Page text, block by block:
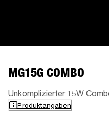
MG15G COMBO
Unkomplizierter 15W
Produktangaben